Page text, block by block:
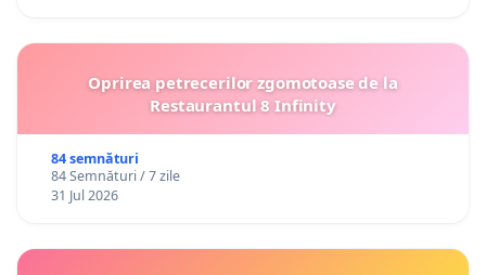
Oprirea petrecerilor zgomotoase de la
Restaurantul 8 Infinity
84 semnături
84 Semnături / 7 zile
31 Jul 2026